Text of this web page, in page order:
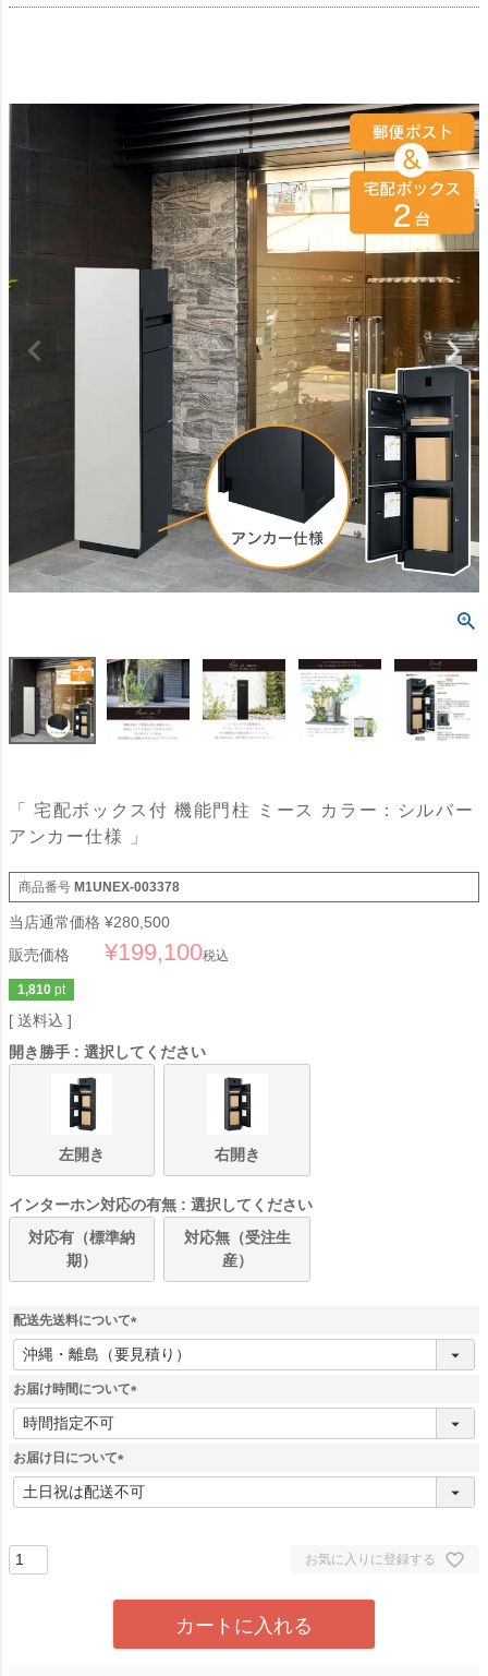
「 宅配ボックス付 機能門柱 ミース カラー：シルバー
アンカー仕様 」
商品番号 M1UNEX-003378
当店通常価格 ¥280,500
販売価格
¥199,100税込
1,810 pt
送料込
開き勝手
選択してください
左開き 右開き
インターホン対応の有無
選択してください
対応有（標準納
期）
対応無（受注生
産）
配送先送料について
(
必
須
お届け時間について
(
お届け日について
(
必
お気に入りに登録する
カートに入れる